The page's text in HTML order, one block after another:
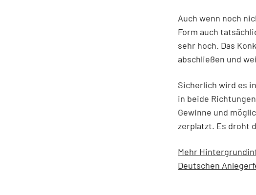
Auch wenn noch
Form auch
sehr hoch. Das
abschließen und
Sicherlich wird es
in beide
Gewinne und
zerplatzt. Es droht
Mehr
Deutschen